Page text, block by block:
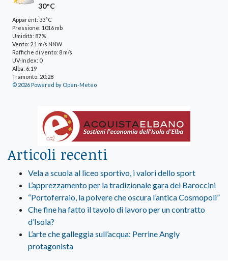
30°C
Apparent: 33°C
Pressione: 1016 mb
Umidità: 87%
Vento: 2.1 m/s NNW
Raffiche di vento: 8 m/s
UV-Index: 0
Alba: 6:19
Tramonto: 20:28
© 2026 Powered by Open-Meteo
Articoli recenti
Vela a scuola al liceo sportivo, i valori dello sport
L’apprezzamento per la tradizionale gara dei Baroccini
“Portoferraio, la polvere che oscura l’antica Cosmopoli”
Che fine ha fatto il tavolo di lavoro per un contratto
d’Isola?
L’arte che galleggia sull’acqua: Perrine Angly
protagonista